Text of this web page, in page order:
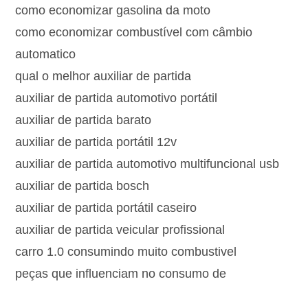
como economizar gasolina da moto
como economizar combustível com câmbio
automatico
qual o melhor auxiliar de partida
auxiliar de partida automotivo portátil
auxiliar de partida barato
auxiliar de partida portátil 12v
auxiliar de partida automotivo multifuncional usb
auxiliar de partida bosch
auxiliar de partida portátil caseiro
auxiliar de partida veicular profissional
carro 1.0 consumindo muito combustivel
peças que influenciam no consumo de